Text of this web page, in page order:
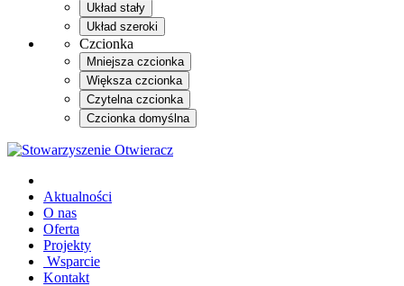
Układ stały
Układ szeroki
Czcionka
Mniejsza czcionka
Większa czcionka
Czytelna czcionka
Czcionka domyślna
Aktualności
O nas
Oferta
Projekty
Wsparcie
Kontakt